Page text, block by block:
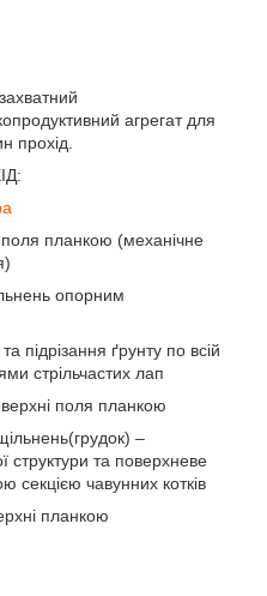
агрегат для
прохід.
планкою (механічне
опорним
підрізання ґрунту по всій
стрільчастих лап
поля планкою
–
структури та поверхневе
секцією чавунних котків
планкою